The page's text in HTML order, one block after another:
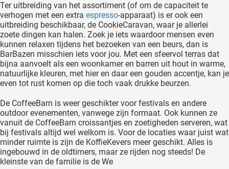
Ter uitbreiding van het assortiment (of om de capaciteit te
verhogen met een extra espresso-apparaat) is er ook een
uitbreiding beschikbaar, de CookieCaravan, waar je allerlei
zoete dingen kan halen. Zoek je iets waardoor mensen even
kunnen relaxen tijdens het bezoeken van een beurs, dan is
BarBazen misschien iets voor jou. Met een sfeervol terras dat
bijna aanvoelt als een woonkamer en barren uit hout in warme,
natuurlijke kleuren, met hier en daar een gouden accentje, kan je
even tot rust komen op die toch vaak drukke beurzen.
De CoffeeBarn is weer geschikter voor festivals en andere
outdoor evenementen, vanwege zijn formaat. Ook kunnen ze
vanuit de CoffeeBarn croissantjes en zoetigheden serveren, wat
bij festivals altijd wel welkom is. Voor de locaties waar juist wat
minder ruimte is zijn de KoffieKevers meer geschikt. Alles is
ingebouwd in de oldtimers, maar ze rijden nog steeds! De
kleinste van de familie is de We